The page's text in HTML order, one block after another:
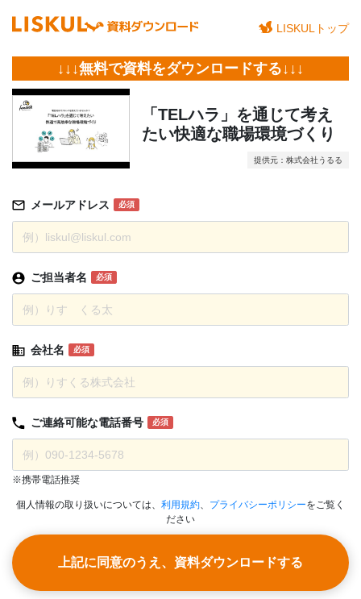
LISKULトップ
↓↓↓無料で資料をダウンロードする↓↓↓
「TELハラ」を通じて考え
たい快適な職場環境づくり
提供元：株式会社うるる
メールアドレス 必須
ご担当者名 必須
会社名 必須
ご連絡可能な電話番号 必須
※携帯電話推奨
個人情報の取り扱いについては、 利用規約、 プライバシーポリシーをご覧く
ださい
上記に同意のうえ、資料ダウンロードする